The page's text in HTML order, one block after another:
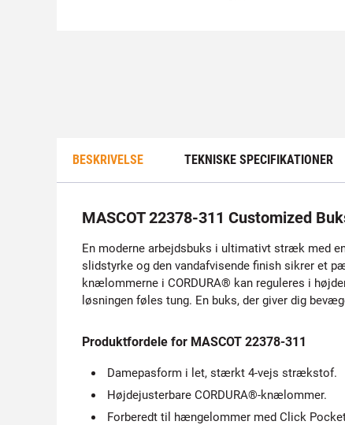
BESKRIVELSE TEKNISKE SPECIFIKATIONER
MASCOT 22378-311 Customized
En moderne arbejdsbuks i ultimativt stræk med
slidstyrke og den vandafvisende finish sikrer et
knælommerne i CORDURA® kan reguleres i
løsningen føles tung. En buks, der giver dig
Produktfordele for MASCOT 22378-311
Damepasform i let, stærkt 4-vejs strækstof.
Højdejusterbare CORDURA®-knælommer.
Forberedt til hængelommer med Click